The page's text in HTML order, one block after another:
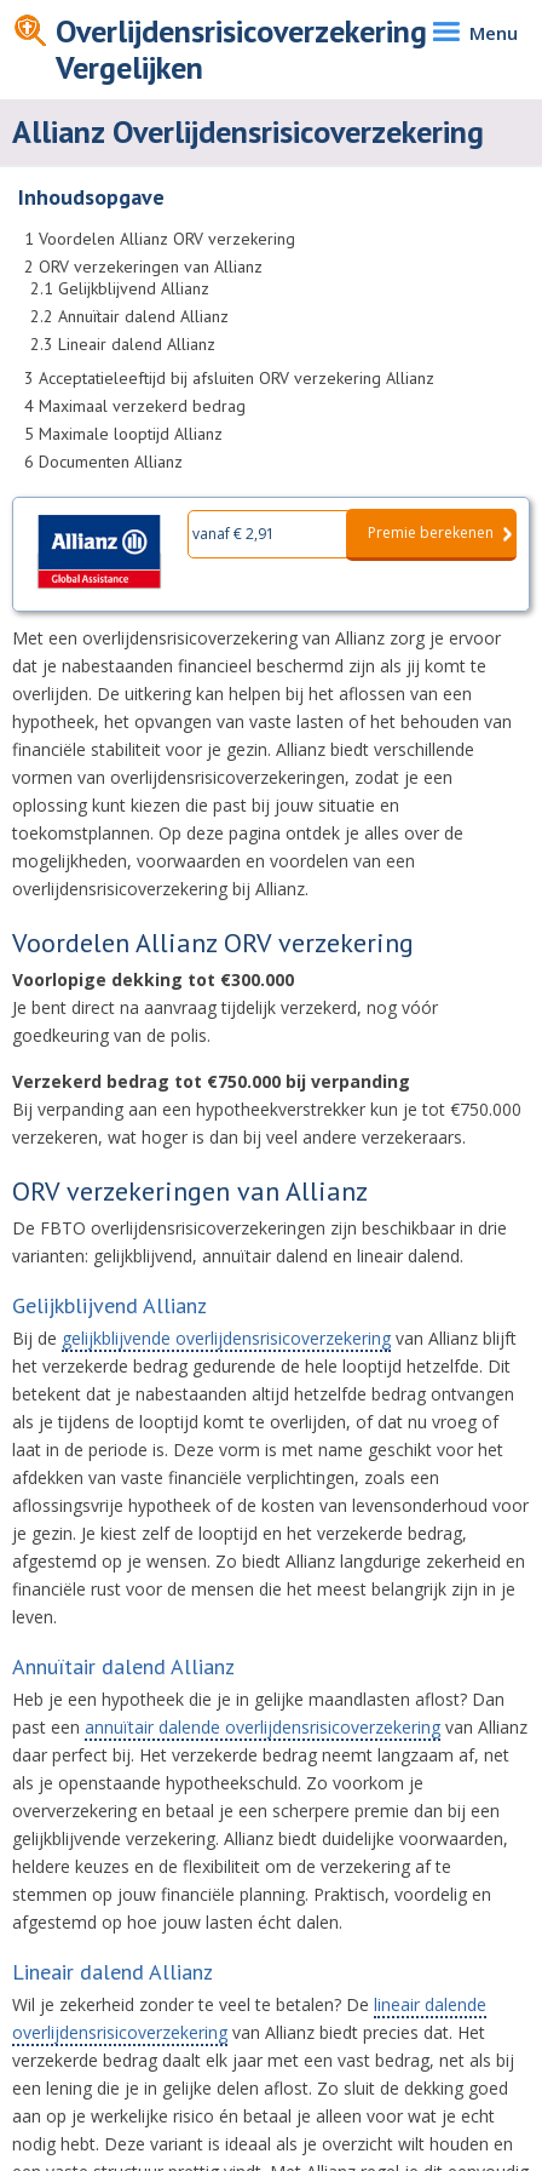
Overlijdensrisicoverzekering
Vergelijken
Menu
Allianz Overlijdensrisicoverzekering
Inhoudsopgave
1 Voordelen Allianz ORV verzekering
2 ORV verzekeringen van Allianz
2.1 Gelijkblijvend Allianz
2.2 Annuïtair dalend Allianz
2.3 Lineair dalend Allianz
3 Acceptatieleeftijd bij afsluiten ORV verzekering Allianz
4 Maximaal verzekerd bedrag
5 Maximale looptijd Allianz
6 Documenten Allianz
vanaf € 2,91 Premie berekenen
Met een overlijdensrisicoverzekering van Allianz zorg je ervoor
dat je nabestaanden financieel beschermd zijn als jij komt te
overlijden. De uitkering kan helpen bij het aflossen van een
hypotheek, het opvangen van vaste lasten of het behouden van
financiële stabiliteit voor je gezin. Allianz biedt verschillende
vormen van overlijdensrisicoverzekeringen, zodat je een
oplossing kunt kiezen die past bij jouw situatie en
toekomstplannen. Op deze pagina ontdek je alles over de
mogelijkheden, voorwaarden en voordelen van een
overlijdensrisicoverzekering bij Allianz.
Voordelen Allianz ORV verzekering
Voorlopige dekking tot €300.000
Je bent direct na aanvraag tijdelijk verzekerd, nog vóór
goedkeuring van de polis.
Verzekerd bedrag tot €750.000 bij verpanding
Bij verpanding aan een hypotheekverstrekker kun je tot €750.000
verzekeren, wat hoger is dan bij veel andere verzekeraars.
ORV verzekeringen van Allianz
De FBTO overlijdensrisicoverzekeringen zijn beschikbaar in drie
varianten: gelijkblijvend, annuïtair dalend en lineair dalend.
Gelijkblijvend Allianz
Bij de gelijkblijvende overlijdensrisicoverzekering van Allianz blijft
het verzekerde bedrag gedurende de hele looptijd hetzelfde. Dit
betekent dat je nabestaanden altijd hetzelfde bedrag ontvangen
als je tijdens de looptijd komt te overlijden, of dat nu vroeg of
laat in de periode is. Deze vorm is met name geschikt voor het
afdekken van vaste financiële verplichtingen, zoals een
aflossingsvrije hypotheek of de kosten van levensonderhoud voor
je gezin. Je kiest zelf de looptijd en het verzekerde bedrag,
afgestemd op je wensen. Zo biedt Allianz langdurige zekerheid en
financiële rust voor de mensen die het meest belangrijk zijn in je
leven.
Annuïtair dalend Allianz
Heb je een hypotheek die je in gelijke maandlasten aflost? Dan
past een annuïtair dalende overlijdensrisicoverzekering van Allianz
daar perfect bij. Het verzekerde bedrag neemt langzaam af, net
als je openstaande hypotheekschuld. Zo voorkom je
oververzekering en betaal je een scherpere premie dan bij een
gelijkblijvende verzekering. Allianz biedt duidelijke voorwaarden,
heldere keuzes en de flexibiliteit om de verzekering af te
stemmen op jouw financiële planning. Praktisch, voordelig en
afgestemd op hoe jouw lasten écht dalen.
Lineair dalend Allianz
Wil je zekerheid zonder te veel te betalen? De lineair dalende
overlijdensrisicoverzekering van Allianz biedt precies dat. Het
verzekerde bedrag daalt elk jaar met een vast bedrag, net als bij
een lening die je in gelijke delen aflost. Zo sluit de dekking goed
aan op je werkelijke risico én betaal je alleen voor wat je echt
nodig hebt. Deze variant is ideaal als je overzicht wilt houden en